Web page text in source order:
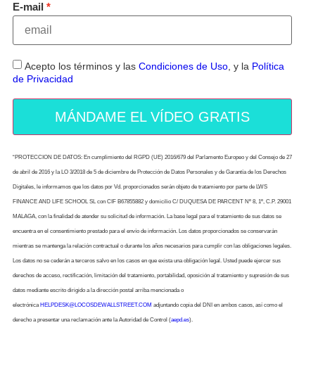
E-mail
Acepto los términos y las Condiciones de Uso, y la Política
de Privacidad
MÁNDAME EL VÍDEO GRATIS
“PROTECCION DE DATOS: En cumplimiento del RGPD (UE) 2016/679 del Parlamento Europeo y del Consejo de 27
de abril de 2016 y la LO 3/2018 de 5 de diciembre de Protección de Datos Personales y de Garantía de los Derechos
Digitales, le informamos que los datos por Vd. proporcionados serán objeto de tratamiento por parte de LWS
FINANCE AND LIFE SCHOOL SL con CIF B67855882 y domicilio C/ DUQUESA DE PARCENT Nº 8, 1º, C.P. 29001
MALAGA, con la finalidad de atender su solicitud de información. La base legal para el tratamiento de sus datos se
encuentra en el consentimiento prestado para el envío de información. Los datos proporcionados se conservarán
mientras se mantenga la relación contractual o durante los años necesarios para cumplir con las obligaciones legales.
Los datos no se cederán a terceros salvo en los casos en que exista una obligación legal. Usted puede ejercer sus
derechos de acceso, rectificación, limitación del tratamiento, portabilidad, oposición al tratamiento y supresión de sus
datos mediante escrito dirigido a la dirección postal arriba mencionada o
electrónica HELPDESK@LOCOSDEWALLSTREET.COM adjuntando copia del DNI en ambos casos, así como el
derecho a presentar una reclamación ante la Autoridad de Control (aepd.es).